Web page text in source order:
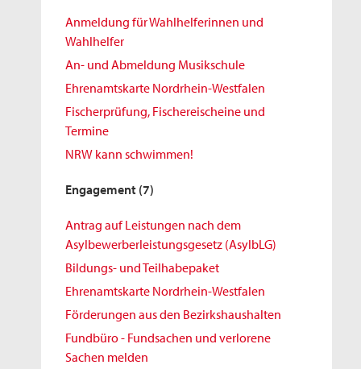
Anmeldung für Wahlhelferinnen und
Wahlhelfer
An- und Abmeldung Musikschule
Ehrenamtskarte Nordrhein-Westfalen
Fischerprüfung, Fischereischeine und
Termine
NRW kann schwimmen!
Engagement (7)
Antrag auf Leistungen nach dem
Asylbewerberleistungsgesetz (AsylbLG)
Bildungs- und Teilhabepaket
Ehrenamtskarte Nordrhein-Westfalen
Förderungen aus den Bezirkshaushalten
Fundbüro - Fundsachen und verlorene
Sachen melden